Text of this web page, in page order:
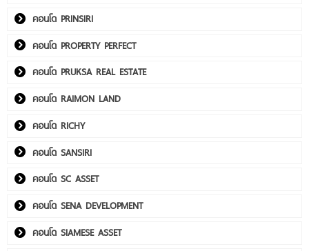
คอนโด PRINSIRI
คอนโด PROPERTY PERFECT
คอนโด PRUKSA REAL ESTATE
คอนโด RAIMON LAND
คอนโด RICHY
คอนโด SANSIRI
คอนโด SC ASSET
คอนโด SENA DEVELOPMENT
คอนโด SIAMESE ASSET